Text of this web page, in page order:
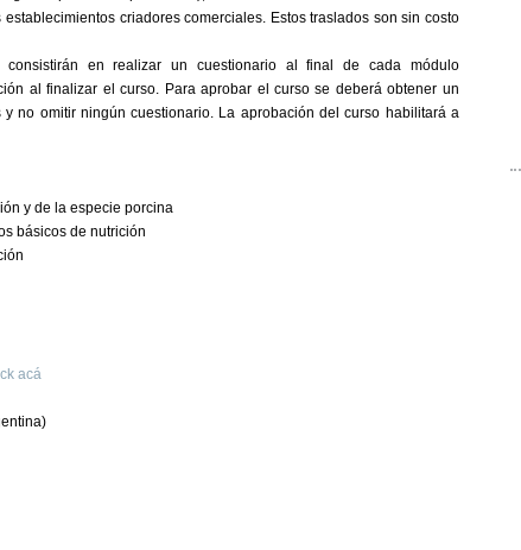
criadores comerciales. Estos traslados son sin costo
consistirán en realizar un cuestionario al final de cada módulo
al finalizar el curso. Para aprobar el curso se deberá obtener un
no omitir ningún cuestionario. La aprobación del curso habilitará a
y de la especie porcina
básicos de nutrición
acá